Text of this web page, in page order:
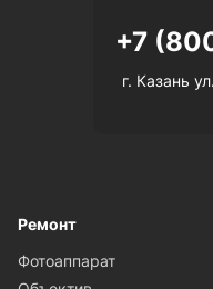
+7
г. Казань
Ремонт
Фотоаппарат